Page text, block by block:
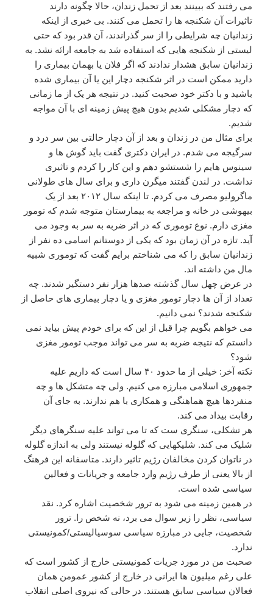
می رفتند که ببینند بعد از تحمل زندان، حالا چگونه دارند
تاثیرات آن شکنجه ها را تحمل می کنند. بی خبری از اینکه
زندانیان چه شرایطی را از سر گذراندند، آن قدر بود که حتی
لیستی از شکنجه هایی که استفاده شد به جامعه ارائه نشد. به
زندانیان سابق هشدار ندادند که اگر فلان یا بهمان بیماری را
دارید ممکن است در اثر شکنجه دچار این یا آن بیماری شده
باشید و با دکتر خود صحبت کنید. در نتیجه هر یک از ما زمانی
که دچار مشکلی شدیم بدون هیچ پیش زمینه ای با آن مواجه
شدیم.
برای مثال من در زندان و بعد از آن دچار حالتی بین سر درد و
سرگیجه می شدم. در ایران دکتری گفت باید گوش ها و
سینوس هایم را شستشو دهم و این کار را کردم و تاثیری
نداشت. در لندن گفتند میگرن داری و برای سال های طولانی
ماگرولیو مصرف می کردم. تا اینکه سال ۲۰۱۲ بعد از یک
بیهوشی در خانه و مراجعه به بیمارستان متوجه شدم که تومور
مغزی دارم. نوع توموری که در اثر ضربه به سر به وجود می
آید. تازه در آن زمان بود که یکی از دوستانم اسامی ده نفر از
زندانیان سابق را که می شناختم برایم گفت که توموری شبیه
مال من داشته اند.
در عرض چهل سال گذشته صدها هزار نفر دستگیر شدند. چه
تعداد از آن ها دچار تومور مغزی و یا دچار بیماری های حاصل از
شکنجه شدند؟‌ نمی دانیم.
می خواهم بگویم چرا قبل از این که برای خودم پیش بیاید نمی
دانستم که نتیجه ضربه به سر می تواند موجب تومور مغزی
شود؟
نکته آخر: خیلی از ما حدود ۴۰ سال است که داریم علیه
جمهوری اسلامی مبارزه می کنیم. ولی چه متشکل ها و چه
منفردها هیچ هماهنگی و همکاری با هم ندارند. به جای آن
رقابت بیداد می کند.
هر تشکلی، سنگری ست که تا می تواند علیه سنگرهای دیگر
شلیک می کند. شلیکهایی که گلوله نیستند ولی به اندازه گلوله
در ناتوان کردن مخالفان رژیم تاثیر دارند. متاسفانه این فرهنگ
از بالا یعنی از طرف رژیم وارد جامعه و جریانات و فعالین
سیاسی شده است.‌
در همین زمینه می شود به ترور شخصیت اشاره کرد. نقد
سیاسی، نظر را زیر سوال می برد، نه شخص را. ترور
شخصیت، جایی در مبارزه سیاسی سوسیالیستی/کمونیستی
ندارد.
صحبت من در مورد جریات کمونیستی خارج از کشور است که
علی رغم میلیون ها ایرانی در خارج از کشور عمومن همان
فعالان سیاسی سابق هستند. در حالی که نیروی اصلی انقلاب